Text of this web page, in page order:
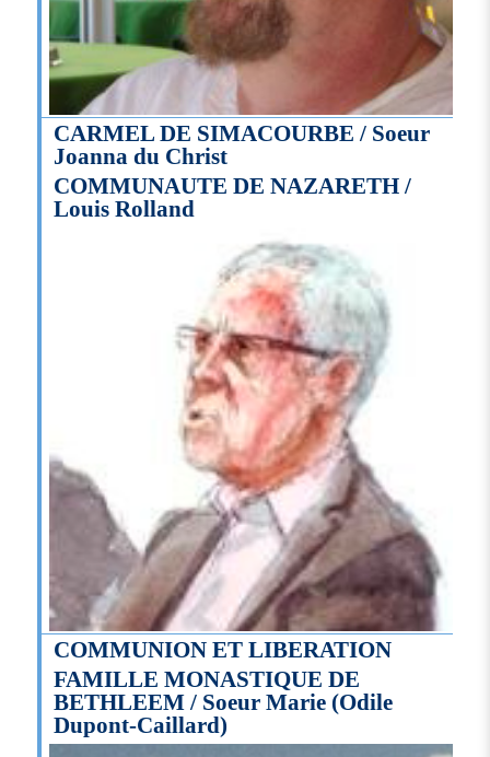
CARMEL DE SIMACOURBE / Soeur
Joanna du Christ
COMMUNAUTE DE NAZARETH /
Louis Rolland
COMMUNION ET LIBERATION
FAMILLE MONASTIQUE DE
BETHLEEM / Soeur Marie (Odile
Dupont-Caillard)